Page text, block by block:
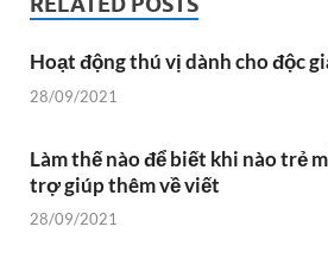
Hoạt động thú vị dành cho độc
28/09/2021
Làm thế nào để biết khi nào trẻ
trợ giúp thêm về viết
28/09/2021